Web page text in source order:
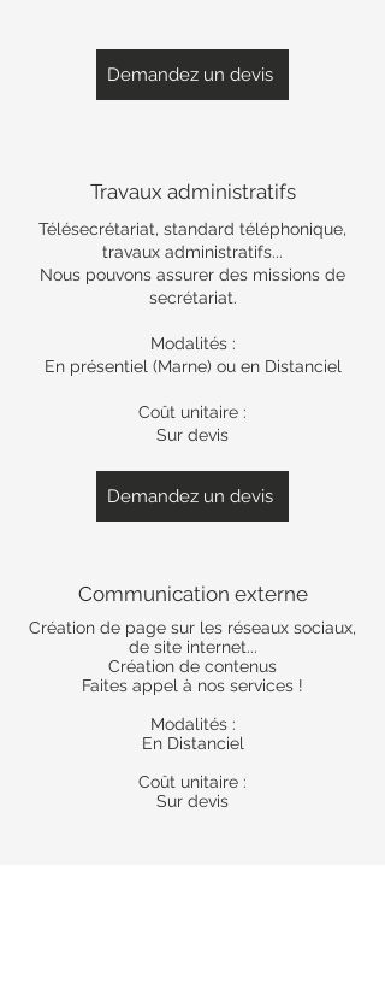
Demandez un devis
Travaux administratifs
Télésecrétariat, standard téléphonique,
travaux administratifs...
Nous pouvons assurer des missions de
secrétariat.
Modalités :
En présentiel (Marne) ou en Distanciel
Coût unitaire :
Sur devis
Demandez un devis
Communication externe
Création de page sur les réseaux sociaux,
de site internet...
Création de contenus
Faites appel à nos services !
Modalités :
En Distanciel
Coût unitaire :
Sur devis